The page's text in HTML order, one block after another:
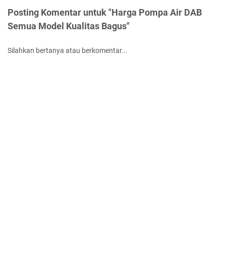
Posting Komentar untuk "Harga Pompa Air DAB
Semua Model Kualitas Bagus"
Silahkan bertanya atau berkomentar...